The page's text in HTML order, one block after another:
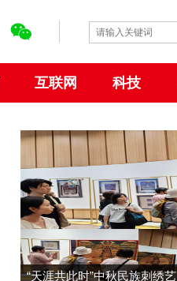
互联网 科技
“天涯共此时”中秋民族刺绣艺